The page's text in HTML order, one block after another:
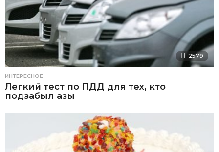
2579
ИНТЕРЕСНОЕ
Легкий тест по ПДД для тех, кто
подзабыл азы